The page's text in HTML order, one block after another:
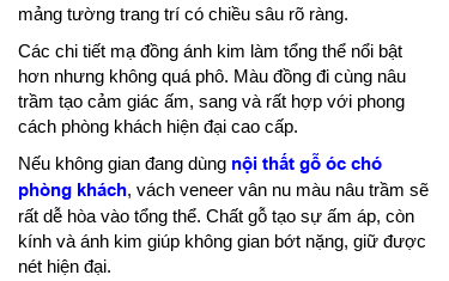
mảng tường trang trí có chiều sâu rõ ràng.
Các chi tiết mạ đồng ánh kim làm tổng thể nổi bật
hơn nhưng không quá phô. Màu đồng đi cùng nâu
trầm tạo cảm giác ấm, sang và rất hợp với phong
cách phòng khách hiện đại cao cấp.
Nếu không gian đang dùng nội thất gỗ óc chó
phòng khách, vách veneer vân nu màu nâu trầm sẽ
rất dễ hòa vào tổng thể. Chất gỗ tạo sự ấm áp, còn
kính và ánh kim giúp không gian bớt nặng, giữ được
nét hiện đại.